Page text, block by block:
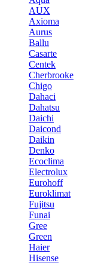
AUX
Axioma
Aurus
Ballu
Casarte
Centek
Cherbrooke
Chigo
Dahaci
Dahatsu
Daichi
Daicond
Daikin
Denko
Ecoclima
Electrolux
Eurohoff
Euroklimat
Fujitsu
Funai
Gree
Green
Haier
Hisense